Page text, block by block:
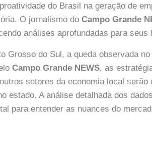
do Brasil na geração de
O jornalismo doCampo Grande
análises aprofundadas para seus
Grosso do Sul, a queda observada
Campo Grande NEWS, as
setores da economia local serão
estado. A análise detalhada dos
para entender as nuances do